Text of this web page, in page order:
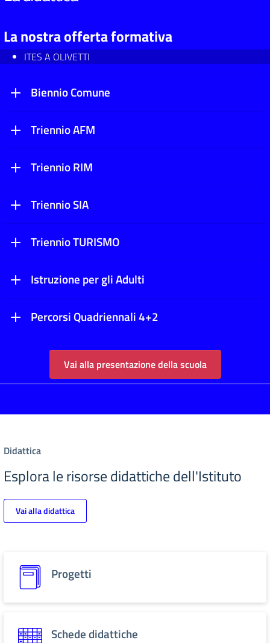
La nostra offerta formativa
ITES A OLIVETTI
Biennio Comune
Triennio AFM
Triennio RIM
Triennio SIA
Triennio TURISMO
Istruzione per gli Adulti
Percorsi Quadriennali 4+2
Vai alla presentazione della scuola
Didattica
Esplora le risorse didattiche dell'Istituto
Vai alla didattica
Progetti
Schede didattiche